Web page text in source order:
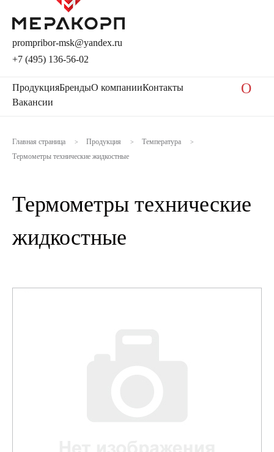
prompribor-msk@yandex.ru
+7 (495) 136-56-02
ПродукцияБрендыО компанииКонтакты
Вакансии
O
Главная страница > Продукция > Температура >
Термометры технические жидкостные
Термометры технические
жидкостные